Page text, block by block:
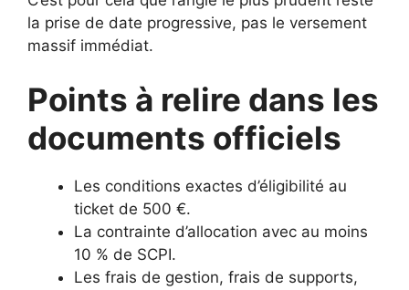
la prise de date progressive, pas le versement
massif immédiat.
Points à relire dans les
documents officiels
Les conditions exactes d’éligibilité au
ticket de 500 €.
La contrainte d’allocation avec au moins
10 % de SCPI.
Les frais de gestion, frais de supports,